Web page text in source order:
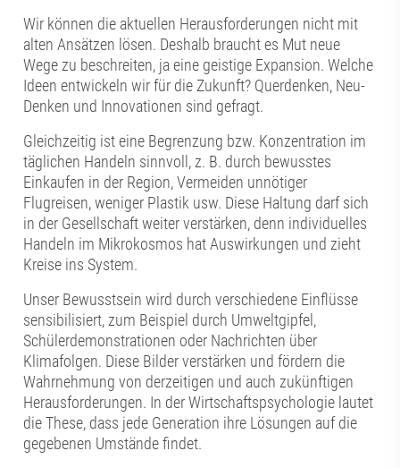
Wir können die aktuellen Herausforderungen nicht mit
alten Ansätzen lösen. Deshalb braucht es Mut neue
Wege zu beschreiten, ja eine geistige Expansion. Welche
Ideen entwickeln wir für die Zukunft? Querdenken, Neu-
Denken und Innovationen sind gefragt.
Gleichzeitig ist eine Begrenzung bzw. Konzentration im
täglichen Handeln sinnvoll, z. B. durch bewusstes
Einkaufen in der Region, Vermeiden unnötiger
Flugreisen, weniger Plastik usw. Diese Haltung darf sich
in der Gesellschaft weiter verstärken, denn individuelles
Handeln im Mikrokosmos hat Auswirkungen und zieht
Kreise ins System.
Unser Bewusstsein wird durch verschiedene Einflüsse
sensibilisiert, zum Beispiel durch Umweltgipfel,
Schülerdemonstrationen oder Nachrichten über
Klimafolgen. Diese Bilder verstärken und fördern die
Wahrnehmung von derzeitigen und auch zukünftigen
Herausforderungen. In der Wirtschaftspsychologie lautet
die These, dass jede Generation ihre Lösungen auf die
gegebenen Umstände findet.